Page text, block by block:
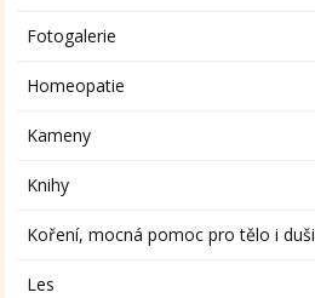
Fotogalerie
Homeopatie
Kameny
Knihy
Koření, mocná pomoc pro tělo i duši
Les